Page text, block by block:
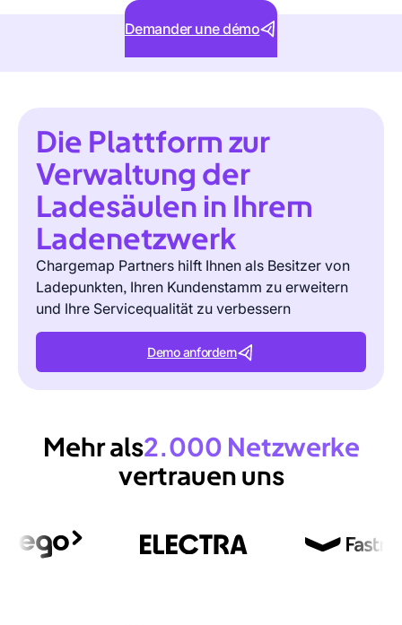
Die Plattform zur
Verwaltung der
Ladesäulen in Ihrem
Ladenetzwerk
Chargemap Partners hilft Ihnen als Besitzer von
Ladepunkten, Ihren Kundenstamm zu erweitern
und Ihre Servicequalität zu verbessern
Demo anfordern
Mehrals2.000 Netzwerke
vertrauen uns
Demander une démo